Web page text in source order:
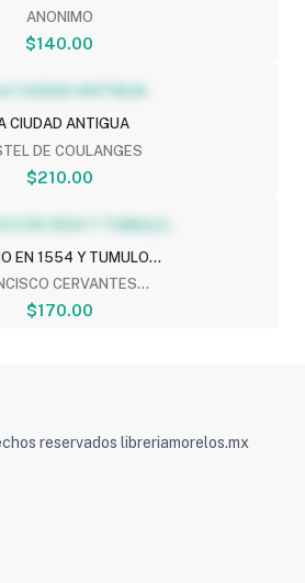
ANONIMO
$140.00
CIUDAD ANTIGUA
DE COULANGES
$210.00
EN 1554 Y TUMULO...
CERVANTES...
$170.00
reservados libreriamorelos.mx